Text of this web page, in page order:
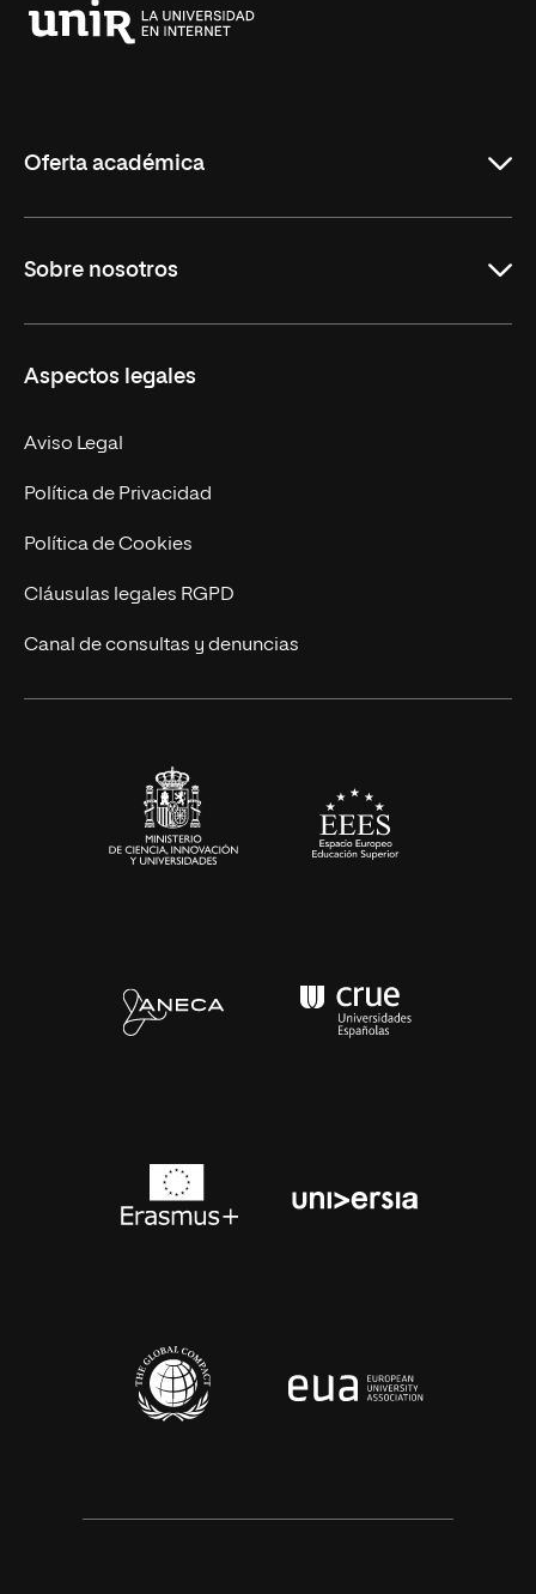
Oferta académica
Másteres Oficiales
Másteres Propios
Doctorados
Experto Universitario
Postgrados
Cursos Universitarios
Sobre nosotros
Facultades
Nuestro Equipo
Trabaja en UNIR
Actualidad
UNIR Revista
Eventos
Aspectos legales
Aviso Legal
Política de Privacidad
Política de Cookies
Cláusulas legales RGPD
Canal de consultas y denuncias